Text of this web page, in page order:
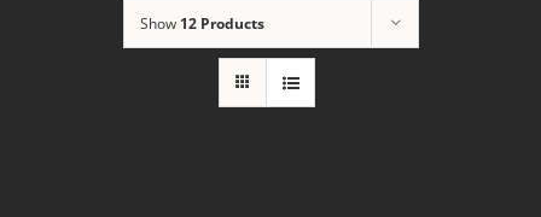
Show 12 Products